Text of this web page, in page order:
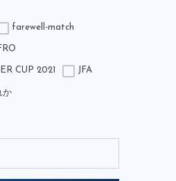
farewell-match
CUP 2021 JFA
YouTube
か